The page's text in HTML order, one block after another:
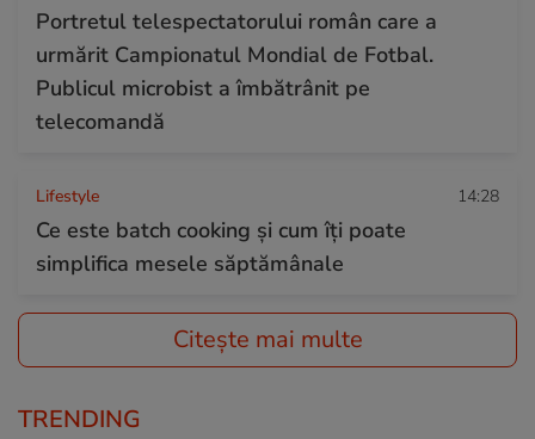
Portretul telespectatorului român care a
urmărit Campionatul Mondial de Fotbal.
Publicul microbist a îmbătrânit pe
telecomandă
Lifestyle 14:28
Ce este batch cooking și cum îți poate
simplifica mesele săptămânale
Citește mai multe
TRENDING